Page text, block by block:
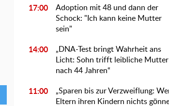
17:00
Adoption mit 48 und dann der
Schock: "Ich kann keine Mutter
sein"
14:00
„DNA-Test bringt Wahrheit ans
Licht: Sohn trifft leibliche Mutter
nach 44 Jahren“
11:00
„Sparen bis zur Verzweiflung:
Eltern ihren Kindern nichts